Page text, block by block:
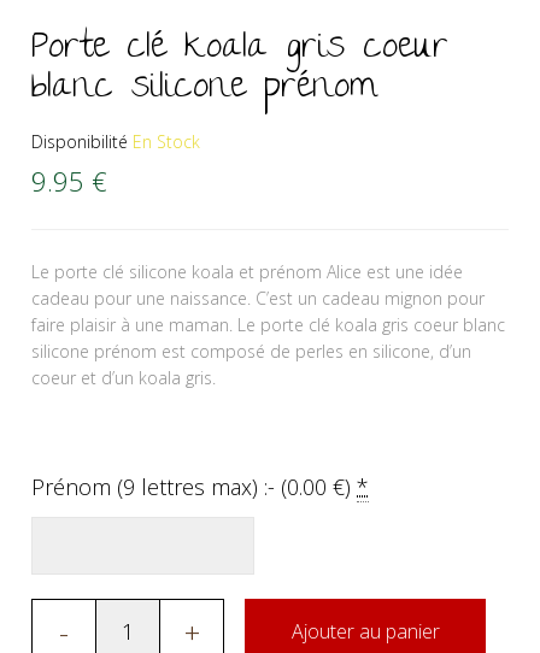
Porte clé koala gris coeur
blanc silicone prénom
Disponibilité En Stock
9.95 €
Le porte clé silicone koala et prénom Alice est une idée
cadeau pour une naissance. C’est un cadeau mignon pour
faire plaisir à une maman. Le porte clé koala gris coeur blanc
silicone prénom est composé de perles en silicone, d’un
coeur et d’un koala gris.
Prénom (9 lettres max) :- (0.00€)*
- + Ajouter au panier